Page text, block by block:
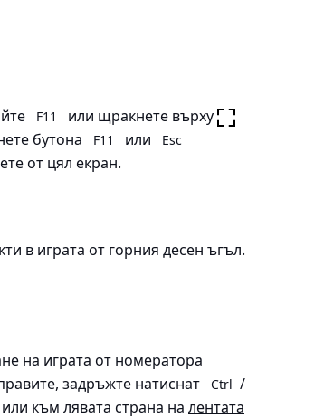
F11
или щракнете върху
бутона
F11 или Esc
от цял екран.
в играта от горния десен ъгъл.
на играта от номератора
задръжте натиснат
Ctrl /
или към лявата страна на лентата